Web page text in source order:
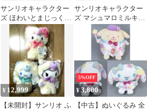
サンリオキャラクター
ズ ほわいとまじっくド
ール BIGぬいぐるみ
サンリオキャラクター
ズ マシュマロミルキー
ウェイドールBIGタイ
¥ 12,999
【未開封】サンリオ ふ
5%OFF
¥3,800
【中古】ぬいぐるみ 全